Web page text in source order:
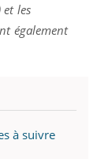
et les
également
à suivre